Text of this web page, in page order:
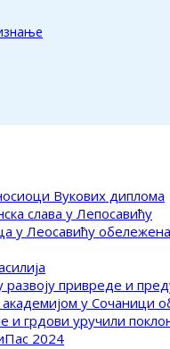
Вукових диплома
слава у Лепосавићу
у Леосавићу
привреде и
у Сочаници
и грдови уручили
2024